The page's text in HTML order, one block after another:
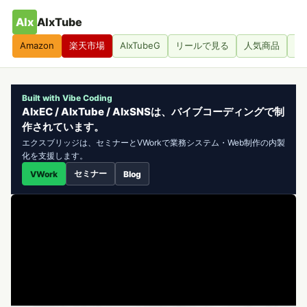
AIx AIxTube
Amazon 楽天市場 AIxTubeG リールで見る 人気商品
Built with Vibe Coding
AIxEC / AIxTube / AIxSNSは、バイブコーディングで制
作されています。
エクスブリッジは、セミナーとVWorkで業務システム・Web制作の内製
化を支援します。
VWork
セミナー Blog